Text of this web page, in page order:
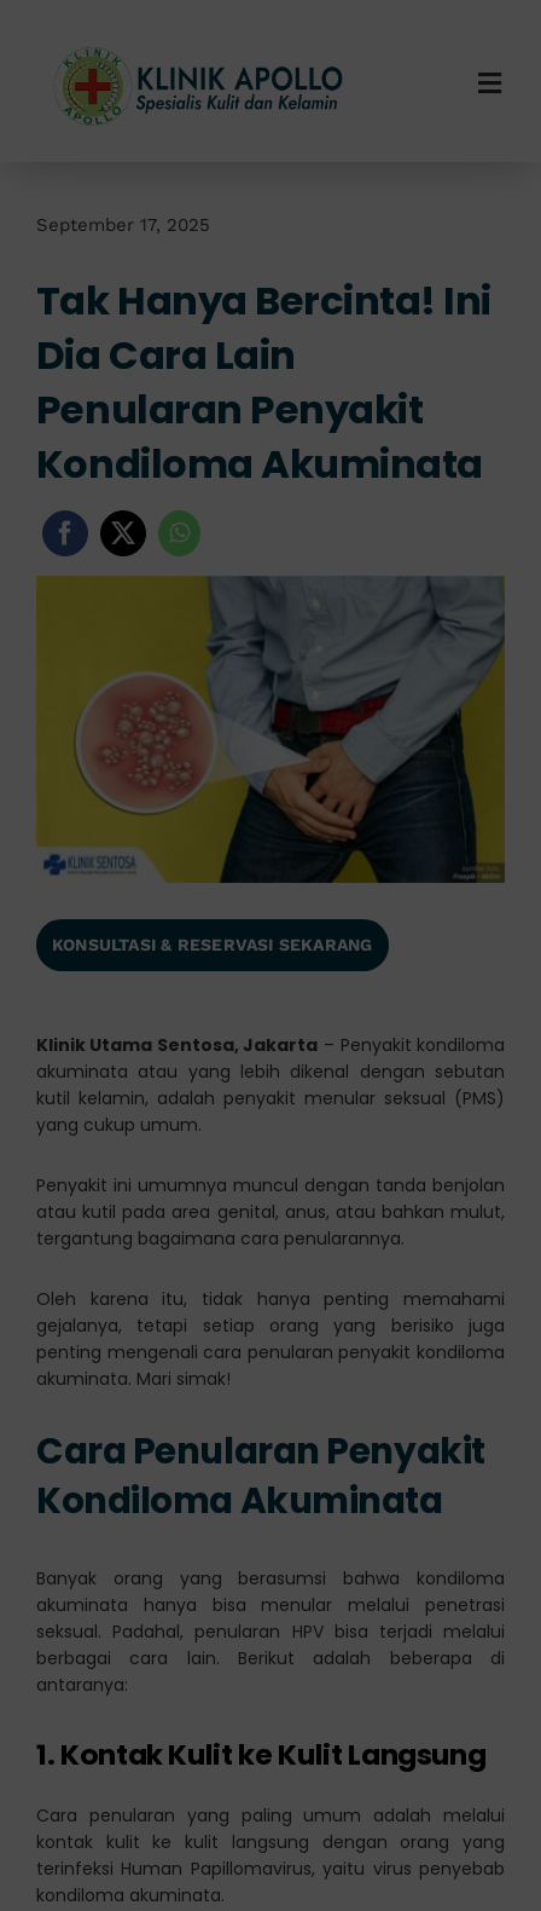
content
Layanan Kami
Info Klinik
September 17, 2025
Tak Hanya Bercinta! Ini
Dia Cara Lain
Penularan Penyakit
Kondiloma Akuminata
KONSULTASI & RESERVASI SEKARANG
Klinik Utama Sentosa, Jakarta – Penyakit kondiloma
akuminata atau yang lebih dikenal dengan sebutan
kutil kelamin, adalah penyakit menular seksual (PMS)
yang cukup umum.
Penyakit ini umumnya muncul dengan tanda benjolan
atau kutil pada area genital, anus, atau bahkan mulut,
tergantung bagaimana cara penularannya.
Oleh karena itu, tidak hanya penting memahami
gejalanya, tetapi setiap orang yang berisiko juga
penting mengenali cara penularan penyakit kondiloma
akuminata. Mari simak!
Cara Penularan Penyakit
Kondiloma Akuminata
Banyak orang yang berasumsi bahwa kondiloma
akuminata hanya bisa menular melalui penetrasi
seksual. Padahal, penularan HPV bisa terjadi melalui
berbagai cara lain. Berikut adalah beberapa di
antaranya:
1. Kontak Kulit ke Kulit Langsung
Cara penularan yang paling umum adalah melalui
kontak kulit ke kulit langsung dengan orang yang
terinfeksi Human Papillomavirus, yaitu virus penyebab
kondiloma akuminata.